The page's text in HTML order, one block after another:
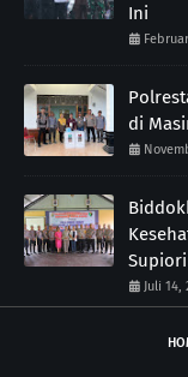
Ini
di
Supiori
Juli 14,